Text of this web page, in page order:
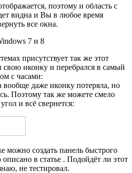
поэтому и область с
видна и Вы в любое время
все окна.
7 и 8
присутствует так же этот
свою иконку и перебрался в самый
с часами:
даже иконку потеряла, но
Поэтому так же можете смело
и всё свернется:
можно создать панель быстрого
в статье . Подойдёт ли этот
не тестировал.